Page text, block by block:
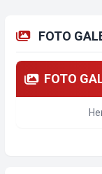
FOTO
FOTO